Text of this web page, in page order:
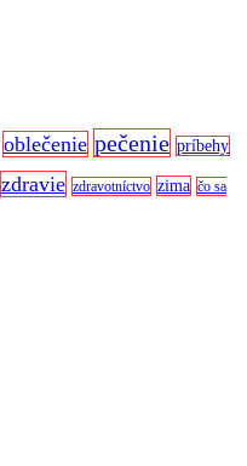
oblečenie pečenie príbehy
zdravie zdravotníctvo zima čo sa